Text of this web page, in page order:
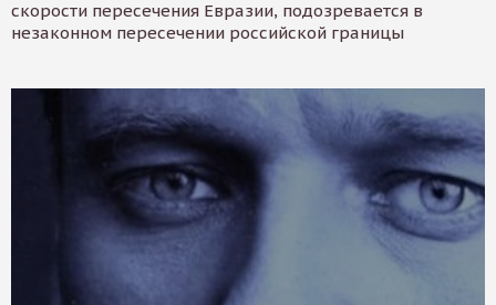
скорости пересечения Евразии, подозревается в
незаконном пересечении российской границы